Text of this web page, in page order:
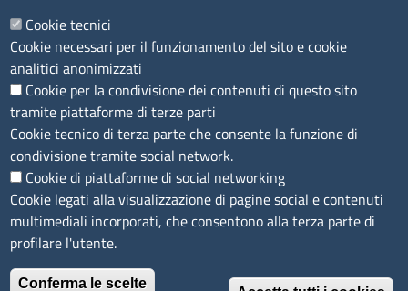
Seguici su
Sito web
Accesso riservato
Mappa del sito
Menù privacy
Cookie Note legali
Privacy
Dichiarazione di Accessibilità
Cookie tecnici
Cookie necessari per il funzionamento del sito e cookie
analitici anonimizzati
Cookie per la condivisione dei contenuti di questo sito
tramite piattaforme di terze parti
Cookie tecnico di terza parte che consente la funzione di
condivisione tramite social network.
Cookie di piattaforme di social networking
Cookie legati alla visualizzazione di pagine social e contenuti
multimediali incorporati, che consentono alla terza parte di
profilare l'utente.
Conferma le scelte